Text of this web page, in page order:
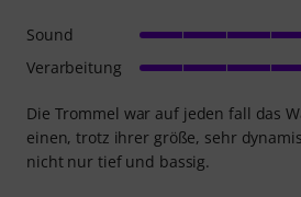
Die Trommel war auf jeden fall das
einen, trotz ihrer größe, sehr
nicht nur tief und bassig.
Sound
Verarbeitung